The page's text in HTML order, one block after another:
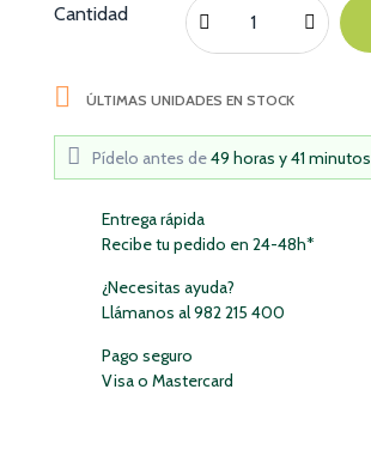
Cantidad
 ÚLTIMAS UNIDADES EN STOCK
Pídelo antes de49 horas y 41 minutos
Entrega rápida
Recibe tu pedido en 24-48h*
¿Necesitas ayuda?
Llámanos al 982 215 400
Pago seguro
Visa o Mastercard